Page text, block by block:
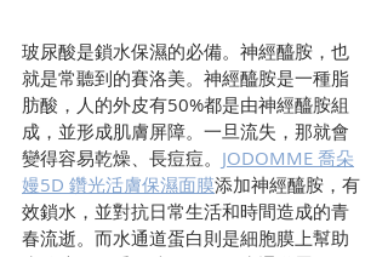
玻尿酸是鎖水保濕的必備。神經醯胺，也
就是常聽到的賽洛美。神經醯胺是一種脂
肪酸，人的外皮有50%都是由神經醯胺組
成，並形成肌膚屏障。一旦流失，那就會
變得容易乾燥、長痘痘。 JODOMME 喬朵
嫚5D 鑽光活膚保濕面膜添加神經醯胺，有
效鎖水，並對抗日常生活和時間造成的青
春流逝。而水通道蛋白則是細胞膜上幫助